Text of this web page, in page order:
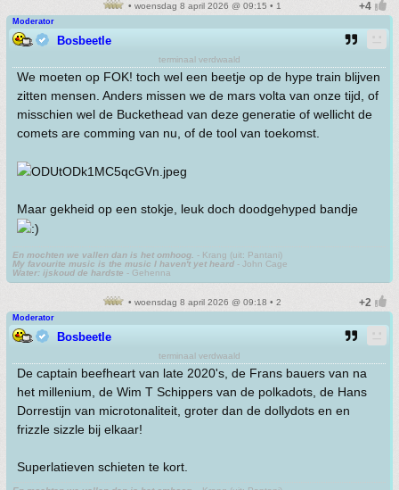
• woensdag 8 april 2026 @ 09:15 • 1
Moderator
Bosbeetle
terminaal verdwaald
We moeten op FOK! toch wel een beetje op de hype train blijven
zitten mensen. Anders missen we de mars volta van onze tijd, of
misschien wel de Buckethead van deze generatie of wellicht de
comets are comming van nu, of de tool van toekomst.
Maar gekheid op een stokje, leuk doch doodgehyped bandje
En mochten we vallen dan is het omhoog.
- Krang (uit: Pantani)
My favourite music is the music I haven't yet heard - John Cage
Water: ijskoud de hardste - Gehenna
• woensdag 8 april 2026 @ 09:18 • 2
Moderator
Bosbeetle
terminaal verdwaald
De captain beefheart van late 2020's, de Frans bauers van na
het millenium, de Wim T Schippers van de polkadots, de Hans
Dorrestijn van microtonaliteit, groter dan de dollydots en en
frizzle sizzle bij elkaar!
Superlatieven schieten te kort.